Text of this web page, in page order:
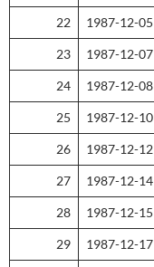
22 1987-12-05
23 1987-12-07
24 1987-12-08
25 1987-12-10
26 1987-12-12
27 1987-12-14
28 1987-12-15
29 1987-12-17